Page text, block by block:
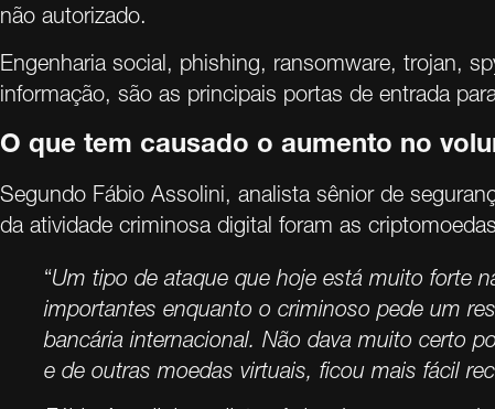
não autorizado.
Engenharia social, phishing, ransomware, trojan,
informação, são as principais portas de entrada
O que tem causado o aumento no
Segundo Fábio Assolini, analista sênior de
da atividade criminosa digital foram as
“Um tipo de ataque que hoje está muito forte
importantes enquanto o criminoso pede um
bancária internacional. Não dava muito certo
e de outras moedas virtuais, ficou mais fácil